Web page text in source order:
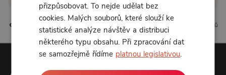
0 komentářů
přizpůsobovat. To nejde udělat bez
cookies. Malých souborů, které slouží ke
statistické analýze návštěv a distribuci
některého typu obsahu. Při zpracování dat
se samozřejmě řídíme platnou legislativou.